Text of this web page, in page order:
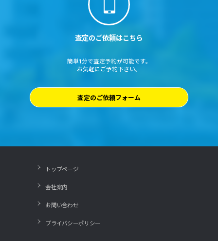
査定のご依頼はこちら
簡単1分で査定予約が可能です。
お気軽にご予約下さい。
査定のご依頼フォーム
トップページ
会社案内
お問い合わせ
プライバシーポリシー